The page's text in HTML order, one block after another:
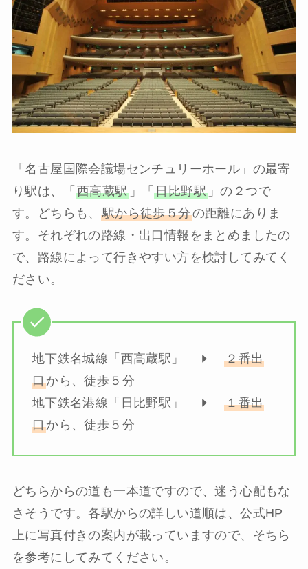
「名古屋国際会議場センチュリーホール」の最寄
り駅は、「 西高蔵駅」「日比野駅 」の２つで
す。どちらも、 駅から徒歩５分の距離にありま
す。それぞれの路線・出口情報をまとめましたの
で、路線によって行きやすい方を検討してみてく
ださい。
地下鉄名城線「西高蔵駅」
２番出
口から、徒歩５分
地下鉄名港線「日比野駅」
１番出
口から、徒歩５分
どちらからの道も一本道ですので、迷う心配もな
さそうです。各駅からの詳しい道順は、公式HP
上に写真付きの案内が載っていますので、そちら
を参考にしてみてください。